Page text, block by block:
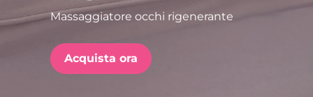
Massaggiatore occhi rigenerante
Acquista ora
issa™ Teeth Whitening Set